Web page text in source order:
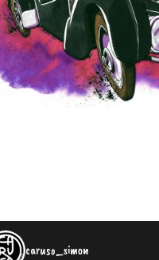
caruso_simon